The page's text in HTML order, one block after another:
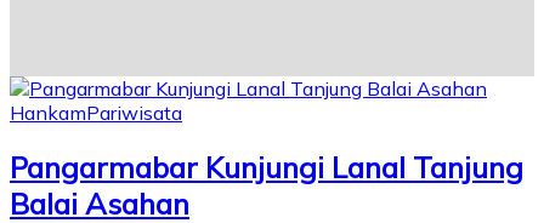
HankamPariwisata
Pangarmabar Kunjungi Lanal Tanjung
Balai Asahan